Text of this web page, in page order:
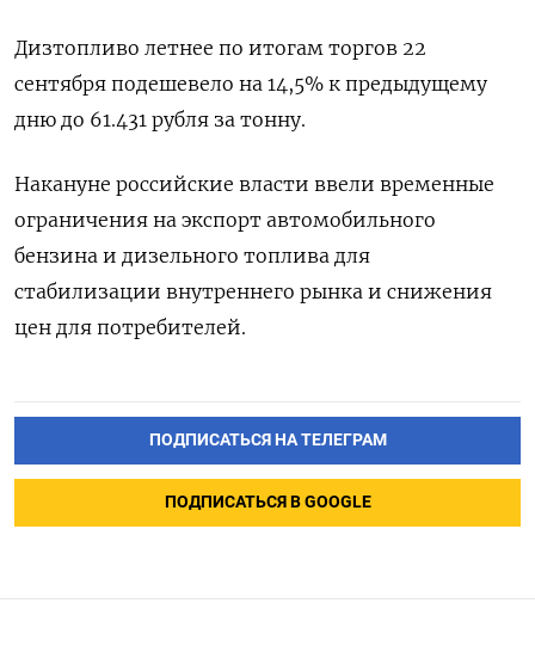
Дизтопливо летнее по итогам торгов 22
сентября подешевело на 14,5% к предыдущему
дню до 61.431 рубля за тонну.
Накануне российские власти ввели временные
ограничения на экспорт автомобильного
бензина и дизельного топлива для
стабилизации внутреннего рынка и снижения
цен для потребителей.
ПОДПИСАТЬСЯ НА ТЕЛЕГРАМ
ПОДПИСАТЬСЯ В GOOGLE